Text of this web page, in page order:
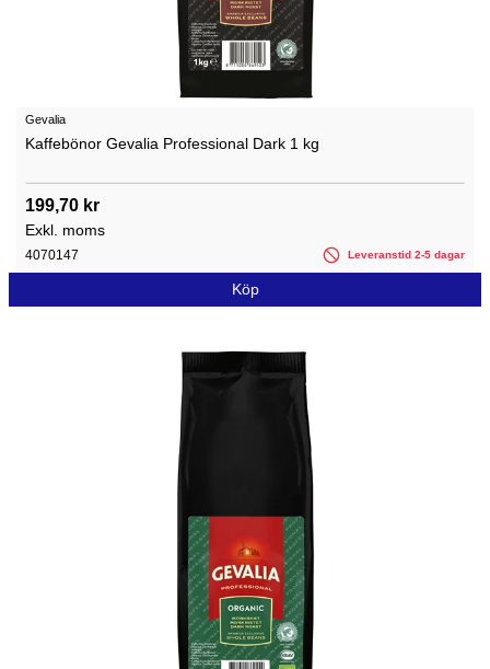
Gevalia
Kaffebönor Gevalia Professional Dark 1 kg
199,70 kr
Exkl. moms
4070147 Leveranstid 2-5 dagar
Köp